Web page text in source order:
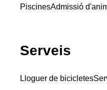
PiscinesAdmissió
Serveis
Lloguer de bicicletes